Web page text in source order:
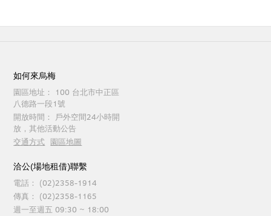
如何來烏梅
園區地址：
100 台北市中正區
八德路一段1號
開放時間：
戶外空間24小時開
放，其他活動公告
交通方式 園區地圖
洽公(場地租借)聯繫
電話：
(02)2358-1914
傳真：
(02)2358-1165
週一至週五 09:30 ~ 18:00